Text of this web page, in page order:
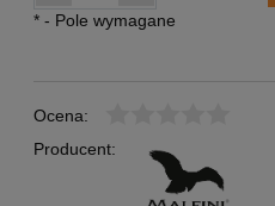
* - Pole wymagane
Ocena:
Producent: